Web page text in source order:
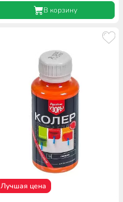
В корзину
Лучшая цена